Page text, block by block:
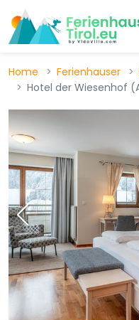
Home Ferienhauser
Hotel der Wiesenhof